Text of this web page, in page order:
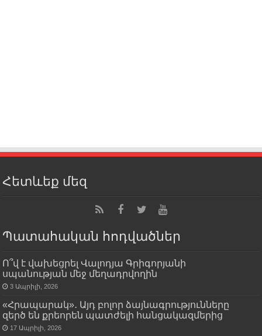
Հետևեք մեզ
Պատահական հոդվածներ
Ո՞վ է վախեցրել Վալոդյա Գրիգորյանի
սպանության մեջ մեղադրվողին
3 Ապրիլի, 2026
«Հրապարակ»․ Այդ բոլոր ձայնագրությունները
զերծ են քրեորեն պատժելի հանցակազմերից
17 Ապրիլի, 2026